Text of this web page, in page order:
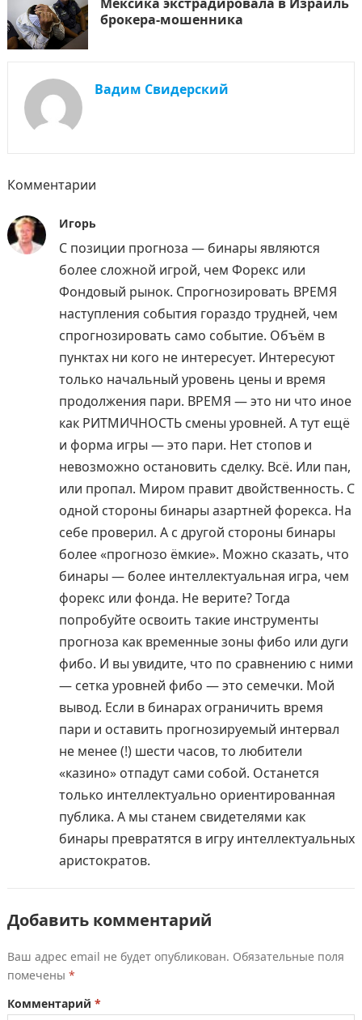
Мексика экстрадировала в Израиль
брокера-мошенника
Вадим Свидерский
Комментарии
Игорь
С позиции прогноза — бинары являются
более сложной игрой, чем Форекс или
Фондовый рынок. Спрогнозировать ВРЕМЯ
наступления события гораздо трудней, чем
спрогнозировать само событие. Объём в
пунктах ни кого не интересует. Интересуют
только начальный уровень цены и время
продолжения пари. ВРЕМЯ — это ни что иное
как РИТМИЧНОСТЬ смены уровней. А тут ещё
и форма игры — это пари. Нет стопов и
невозможно остановить сделку. Всё. Или пан,
или пропал. Миром правит двойственность. С
одной стороны бинары азартней форекса. На
себе проверил. А с другой стороны бинары
более «прогнозо ёмкие». Можно сказать, что
бинары — более интеллектуальная игра, чем
форекс или фонда. Не верите? Тогда
попробуйте освоить такие инструменты
прогноза как временные зоны фибо или дуги
фибо. И вы увидите, что по сравнению с ними
— сетка уровней фибо — это семечки. Мой
вывод. Если в бинарах ограничить время
пари и оставить прогнозируемый интервал
не менее (!) шести часов, то любители
«казино» отпадут сами собой. Останется
только интеллектуально ориентированная
публика. А мы станем свидетелями как
бинары превратятся в игру интеллектуальных
аристократов.
Добавить комментарий
Ваш адрес email не будет опубликован. Обязательные поля
помечены *
Комментарий *